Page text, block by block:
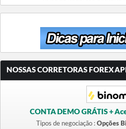
NOSSAS CORRETORAS FOREX
CONTA DEMO GRÁTIS +
Tipos de negociação : Opções